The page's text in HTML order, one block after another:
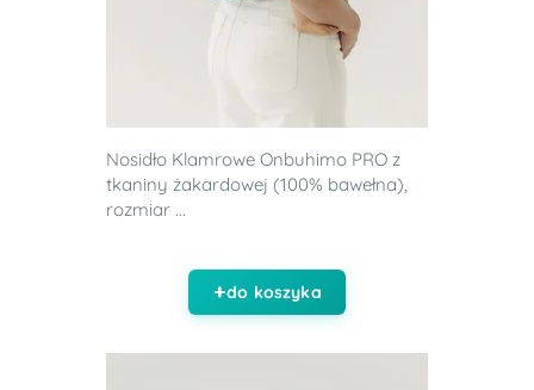
Nosidło Klamrowe Onbuhimo PRO z
tkaniny żakardowej (100% bawełna),
rozmiar ...
do koszyka